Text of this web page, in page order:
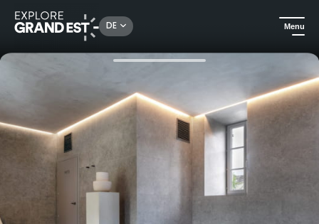
DE Menu
Sehenswertes in der Region Grand Est Silentio-Paket - Wellness- und Gastronomie-Eskapade im Château Wallerand